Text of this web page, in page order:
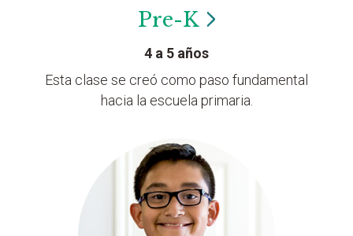
Pre-K
4 a 5 años
Esta clase se creó como paso fundamental
hacia la escuela primaria.